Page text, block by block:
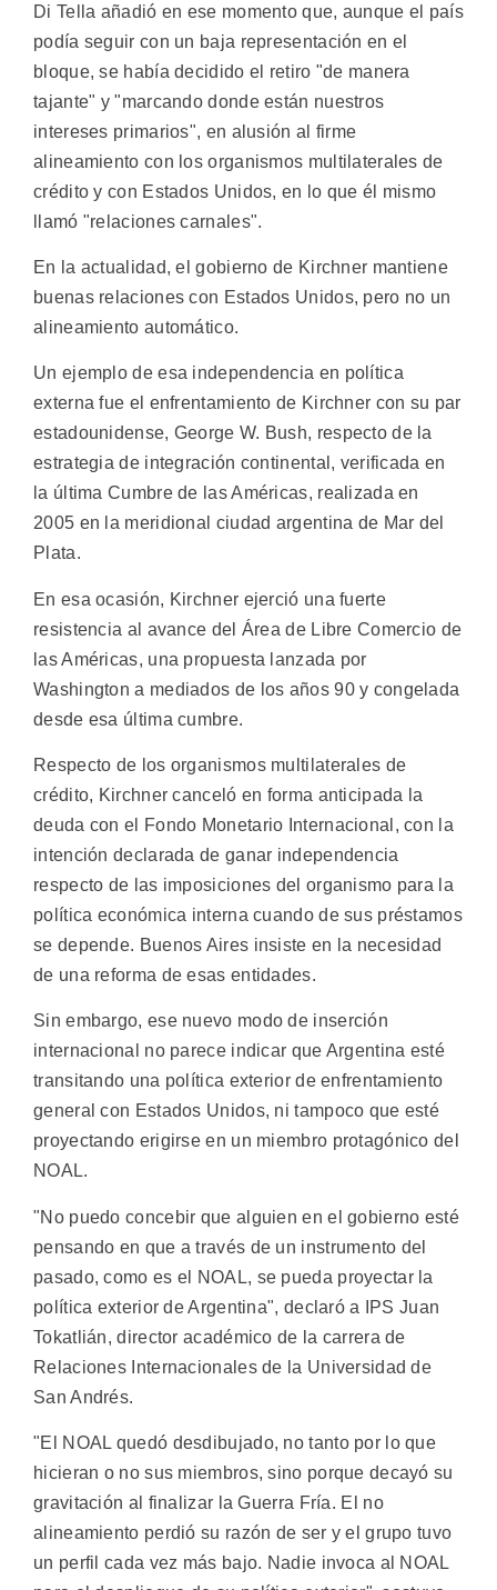
Di Tella añadió en ese momento que, aunque el país
podía seguir con un baja representación en el
bloque, se había decidido el retiro "de manera
tajante" y "marcando donde están nuestros
intereses primarios", en alusión al firme
alineamiento con los organismos multilaterales de
crédito y con Estados Unidos, en lo que él mismo
llamó "relaciones carnales".
En la actualidad, el gobierno de Kirchner mantiene
buenas relaciones con Estados Unidos, pero no un
alineamiento automático.
Un ejemplo de esa independencia en política
externa fue el enfrentamiento de Kirchner con su par
estadounidense, George W. Bush, respecto de la
estrategia de integración continental, verificada en
la última Cumbre de las Américas, realizada en
2005 en la meridional ciudad argentina de Mar del
Plata.
En esa ocasión, Kirchner ejerció una fuerte
resistencia al avance del Área de Libre Comercio de
las Américas, una propuesta lanzada por
Washington a mediados de los años 90 y congelada
desde esa última cumbre.
Respecto de los organismos multilaterales de
crédito, Kirchner canceló en forma anticipada la
deuda con el Fondo Monetario Internacional, con la
intención declarada de ganar independencia
respecto de las imposiciones del organismo para la
política económica interna cuando de sus préstamos
se depende. Buenos Aires insiste en la necesidad
de una reforma de esas entidades.
Sin embargo, ese nuevo modo de inserción
internacional no parece indicar que Argentina esté
transitando una política exterior de enfrentamiento
general con Estados Unidos, ni tampoco que esté
proyectando erigirse en un miembro protagónico del
NOAL.
"No puedo concebir que alguien en el gobierno esté
pensando en que a través de un instrumento del
pasado, como es el NOAL, se pueda proyectar la
política exterior de Argentina", declaró a IPS Juan
Tokatlián, director académico de la carrera de
Relaciones Internacionales de la Universidad de
San Andrés.
"El NOAL quedó desdibujado, no tanto por lo que
hicieran o no sus miembros, sino porque decayó su
gravitación al finalizar la Guerra Fría. El no
alineamiento perdió su razón de ser y el grupo tuvo
un perfil cada vez más bajo. Nadie invoca al NOAL